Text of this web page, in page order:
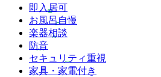
即入居可
お風呂自慢
楽器相談
防音
セキュリティ重視
家具・家電付き